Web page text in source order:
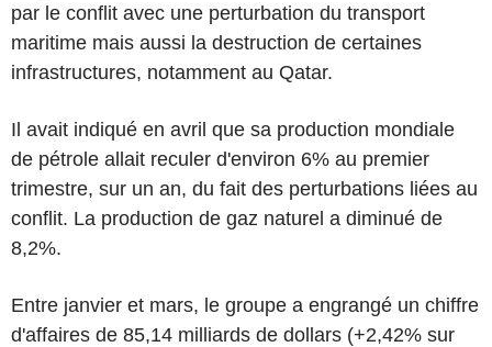
par le conflit avec une perturbation du transport
maritime mais aussi la destruction de certaines
infrastructures, notamment au Qatar.
Il avait indiqué en avril que sa production mondiale
de pétrole allait reculer d'environ 6% au premier
trimestre, sur un an, du fait des perturbations liées au
conflit. La production de gaz naturel a diminué de
8,2%.
Entre janvier et mars, le groupe a engrangé un chiffre
d'affaires de 85,14 milliards de dollars (+2,42% sur